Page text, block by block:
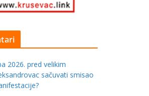
2026. pred velikim
sačuvati smisao